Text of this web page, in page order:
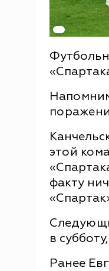
этой
факту
в
Ранее